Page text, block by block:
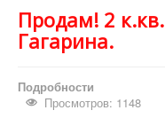
Продам! 2
Гагарина.
Подробности
Просмотров: 1148